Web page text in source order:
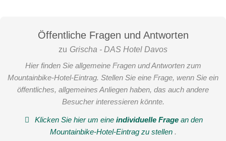
Öffentliche Fragen und Antworten
zu Grischa - DAS Hotel Davos
Hier finden Sie allgemeine Fragen und Antworten zum
Mountainbike-Hotel-Eintrag. Stellen Sie eine Frage, wenn Sie ein
öffentliches, allgemeines Anliegen haben, das auch andere
Besucher interessieren könnte.
Klicken Sie hier um eineindividuelle Frage an den
Mountainbike-Hotel-Eintrag zu stellen .